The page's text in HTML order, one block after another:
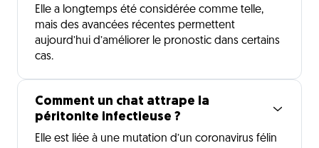
Elle a longtemps été considérée comme telle,
mais des avancées récentes permettent
aujourd’hui d’améliorer le pronostic dans certains
cas.
Comment un chat attrape la
péritonite infectieuse ?
Elle est liée à une mutation d’un coronavirus félin